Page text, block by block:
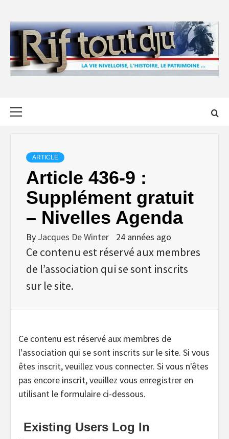
content
ARTICLE
Article 436-9 :
Supplément gratuit
– Nivelles Agenda
By Jacques De Winter 24 années ago
Ce contenu est réservé aux membres
de l’association qui se sont inscrits
sur le site.
Ce contenu est réservé aux membres de
l'association qui se sont inscrits sur le site. Si vous
êtes inscrit, veuillez vous connecter. Si vous n'êtes
pas encore inscrit, veuillez vous enregistrer en
utilisant le formulaire ci-dessous.
Existing Users Log In